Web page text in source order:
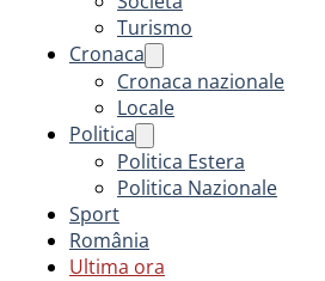
Turismo
Cronaca
Cronaca nazionale
Locale
Politica
Politica Estera
Politica Nazionale
Sport
România
Ultima ora